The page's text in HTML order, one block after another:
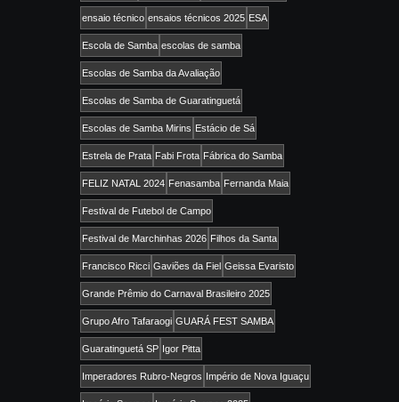
ensaio técnico ensaios técnicos 2025 ESA
Escola de Samba escolas de samba
Escolas de Samba da Avaliação
Escolas de Samba de Guaratinguetá
Escolas de Samba Mirins Estácio de Sá
Estrela de Prata Fabi Frota Fábrica do Samba
FELIZ NATAL 2024 Fenasamba Fernanda Maia
Festival de Futebol de Campo
Festival de Marchinhas 2026 Filhos da Santa
Francisco Ricci Gaviões da Fiel Geissa Evaristo
Grande Prêmio do Carnaval Brasileiro 2025
Grupo Afro Tafaraogi GUARÁ FEST SAMBA
Guaratinguetá SP Igor Pitta
Imperadores Rubro-Negros Império de Nova Iguaçu